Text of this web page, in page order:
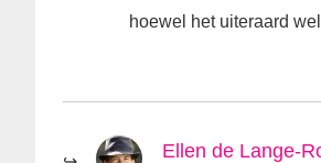
hoewel het uiteraard
Ellen de Lange-